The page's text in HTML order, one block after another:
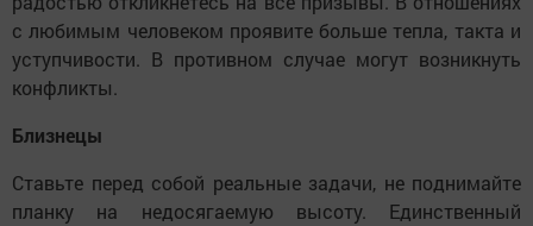
с любимым человеком проявите больше тепла, такта и
уступчивости. В противном случае могут возникнуть
конфликты.
Близнецы
Ставьте перед собой реальные задачи, не поднимайте
планку на недосягаемую высоту. Единственный